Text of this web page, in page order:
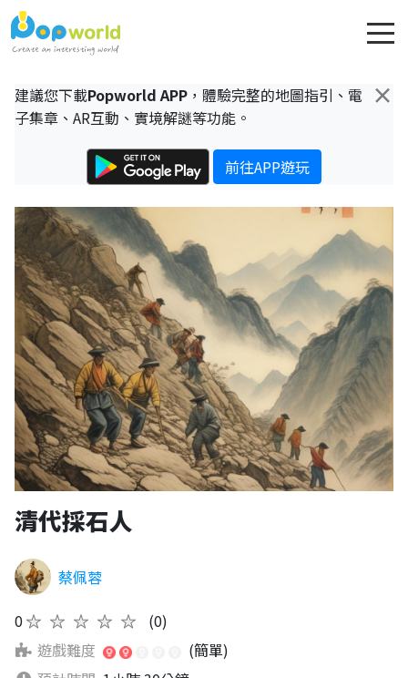
×
建議您下載Popworld APP ，體驗完整的地圖指引、電
子集章、AR互動、實境解謎等功能。
前往APP遊玩
清代採石人
蔡佩蓉
0★★★★★
(0)
遊戲難度
(簡單)